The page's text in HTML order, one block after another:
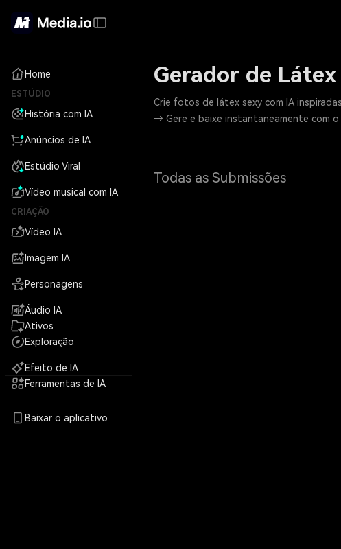
Home
ESTÚDIO
História com IA
Anúncios de IA
Estúdio Viral
Vídeo musical com IA
CRIAÇÃO
Vídeo IA
Imagem IA
Personagens
Áudio IA
Ativos
Exploração
Efeito de IA
Ferramentas de IA
Baixar o aplicativo
Gerador de
Crie fotos de látex sexy com IA
→ Gere e baixe instantaneamente com o
Todas as Submissões